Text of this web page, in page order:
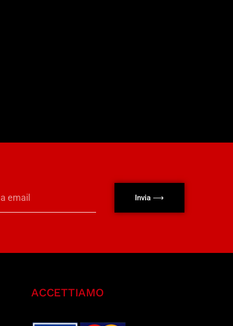
Invia ⟶
ACCETTIAMO